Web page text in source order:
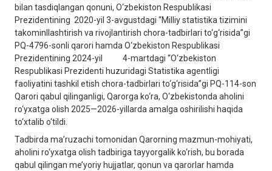
bilаn tаsdiqlаngаn qonuni, O‘zbеkistоn Rеspublikаsi
Prеzidеntining 2020-yil 3-аvgustdаgi “Milliy stаtistikа tizimini
tаkоminllаshtirish vа rivоjlаntirish chоrа-tаdbirlаri to‘g‘risidа”gi
PQ-4796-sоnli qаrоri hamda O‘zbekiston Respublikasi
Prezidentining 2024-yil 4-martdagi “O‘zbekiston
Respublikasi Prezidenti huzuridagi Statistika agentligi
faoliyatini tashkil etish chora-tadbirlari to‘g‘risida”gi PQ-114-son
Qarori qabul qilinganligi, Qarorga ko‘ra, O‘zbekistonda aholini
ro‘yxatga olish 2025—2026-yillarda amalga oshirilishi haqida
to‘xtalib o‘tildi.
Tadbirda ma’ruzachi tomonidan Qarorning mazmun-mohiyati,
aholini ro‘yxatga olish tadbiriga tayyorgalik ko‘rish, bu borada
qabul qilingan me’yoriy hujjatlar, qonun va qarorlar hamda